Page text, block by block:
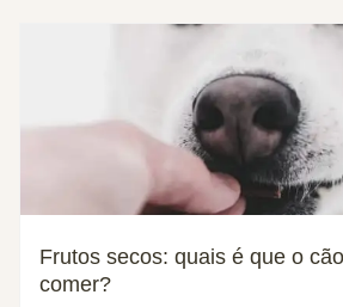
Frutos secos: quais é que o
comer?